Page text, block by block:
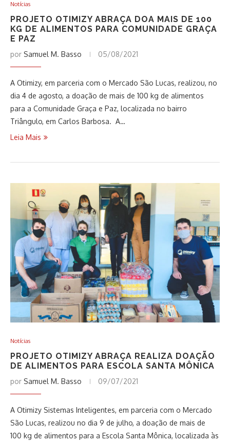
Notícias
PROJETO OTIMIZY ABRAÇA DOA MAIS DE 100
KG DE ALIMENTOS PARA COMUNIDADE GRAÇA
E PAZ
por Samuel M. Basso 05/08/2021
A Otimizy, em parceria com o Mercado São Lucas, realizou, no
dia 4 de agosto, a doação de mais de 100 kg de alimentos
para a Comunidade Graça e Paz, localizada no bairro
Triângulo, em Carlos Barbosa. A…
Leia Mais
Notícias
PROJETO OTIMIZY ABRAÇA REALIZA DOAÇÃO
DE ALIMENTOS PARA ESCOLA SANTA MÔNICA
por Samuel M. Basso 09/07/2021
A Otimizy Sistemas Inteligentes, em parceria com o Mercado
São Lucas, realizou no dia 9 de julho, a doação de mais de
100 kg de alimentos para a Escola Santa Mônica, localizada às